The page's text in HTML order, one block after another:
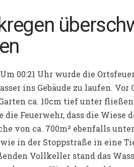
00:21 Uhr wurde die
ins Gebäude zu laufen.
ca. 10cm tief unter
die Feuerwehr, dass die
von ca. 700m² ebenfalls
in der Stoppstraße in eine
Vollkeller stand das